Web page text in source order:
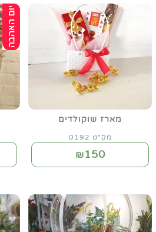
מארז שוקולדים
מק"ט 0192
₪150